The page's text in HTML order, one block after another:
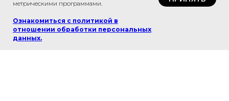
метрическими программами.
Ознакомиться с политикой в
отношении обработки персональных
данных.